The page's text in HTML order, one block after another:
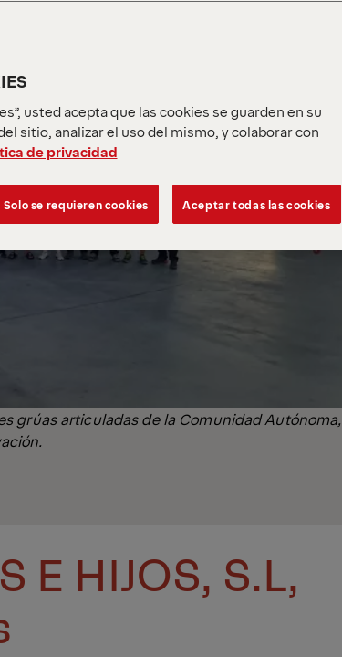
grúas articuladas de la Comunidad Autónoma,
E HIJOS, S.L,
usted acepta que las cookies se guarden en su
sitio, analizar el uso del mismo, y colaborar con
de privacidad
Solo se requieren cookies Aceptar todas las cookies